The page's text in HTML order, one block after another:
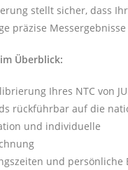
stellt sicher, dass
präzise
Überblick:
Ihres NTC von
rückführbar auf die
und individuelle
und persönliche